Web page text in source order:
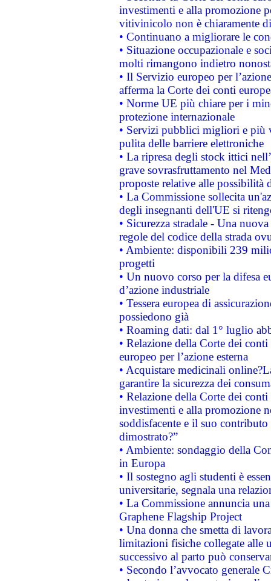
investimenti e alla promozione
vitivinicolo non è chiaramente
• Continuano a migliorare le
• Situazione occupazionale e
molti rimangono indietro
• Il Servizio europeo per
afferma la Corte dei conti
• Norme UE più chiare per i
protezione internazionale
• Servizi pubblici migliori e più
pulita delle barriere elettroniche
• La ripresa degli stock ittici
grave sovrasfruttamento nel
proposte relative alle possibilità
• La Commissione sollecita
degli insegnanti dell'UE si
• Sicurezza stradale - Una
regole del codice della strada
• Ambiente: disponibili 239
progetti
• Un nuovo corso per la difesa
d’azione industriale
• Tessera europea di
possiedono già
• Roaming dati: dal 1° luglio
• Relazione della Corte dei
europeo per l’azione esterna
• Acquistare medicinali
garantire la sicurezza dei
• Relazione della Corte dei
investimenti e alla promozione
soddisfacente e il suo
dimostrato?”
• Ambiente: sondaggio della
in Europa
• Il sostegno agli studenti è
universitarie, segnala una
• La Commissione annuncia
Graphene Flagship Project
• Una donna che smetta di
limitazioni fisiche collegate alle
successivo al parto può
• Secondo l’avvocato